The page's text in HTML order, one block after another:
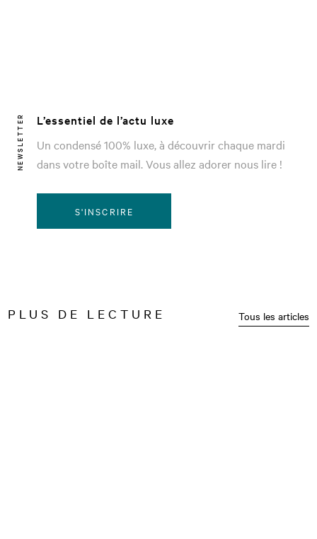
NEWSLETTER
L’essentiel de l’actu luxe
Un condensé 100% luxe, à découvrir chaque mardi
dans votre boîte mail. Vous allez adorer nous lire !
S'INSCRIRE
PLUS DE LECTURE Tous les articles